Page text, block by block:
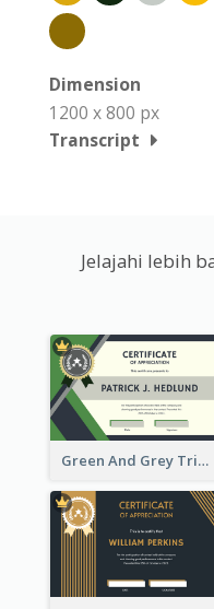
Dimension
1200 x 800 px
Transcript
Jelajahi lebih
Green And Grey Triangles With Badge Certificate